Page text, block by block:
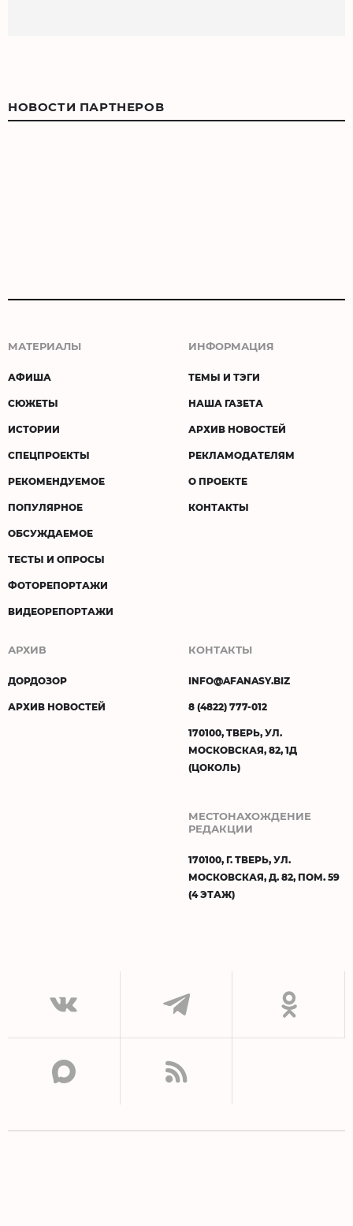
НОВОСТИ ПАРТНЕРОВ
МАТЕРИАЛЫ
АФИША
СЮЖЕТЫ
ИСТОРИИ
СПЕЦПРОЕКТЫ
РЕКОМЕНДУЕМОЕ
ПОПУЛЯРНОЕ
ОБСУЖДАЕМОЕ
ТЕСТЫ И ОПРОСЫ
ФОТОРЕПОРТАЖИ
ВИДЕОРЕПОРТАЖИ
ИНФОРМАЦИЯ
ТЕМЫ И ТЭГИ
НАША ГАЗЕТА
АРХИВ НОВОСТЕЙ
РЕКЛАМОДАТЕЛЯМ
О ПРОЕКТЕ
КОНТАКТЫ
АРХИВ
ДОРДОЗОР
АРХИВ НОВОСТЕЙ
КОНТАКТЫ
INFO@AFANASY.BIZ
8 (4822) 777-012
170100, ТВЕРЬ, УЛ.
МОСКОВСКАЯ, 82, 1Д
(ЦОКОЛЬ)
МЕСТОНАХОЖДЕНИЕ
РЕДАКЦИИ
170100, Г. ТВЕРЬ, УЛ.
МОСКОВСКАЯ, Д. 82, ПОМ. 59
(4 ЭТАЖ)